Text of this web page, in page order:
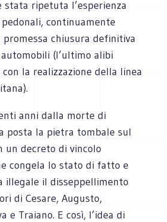
stata ripetuta l’esperienza
continuamente
chiusura definitiva
(l’ultimo alibi
la realizzazione della linea
anni dalla morte di
posta la pietra tombale sul
un decreto di vincolo
congela lo stato di fatto e
illegale il disseppellimento
di Cesare, Augusto,
e Traiano. E così, l’idea di